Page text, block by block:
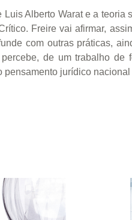
Alberto Warat e a teoria
Freire vai afirmar,
com outras práticas,
de um trabalho de
jurídico